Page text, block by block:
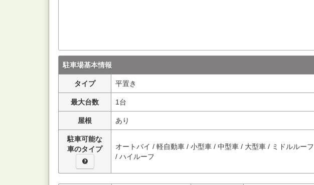
駐車場基本情報
タイプ 平置き
最大台数 1台
屋根 あり
駐車可能な
車のタイプ
オートバイ / 軽自動車 / 小型車 / 中型車 / 大型車 / ミドルルーフ
/ ハイルーフ